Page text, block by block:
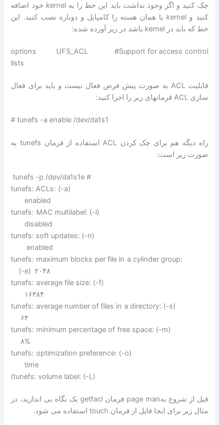
چک کنید و اگر وجود نداشت باید این خط را به kernel خود اضافه
کنید و kernel یا همان هسته را کامپایل و دوباره نصب کنید. این
خط که باید در kernel باشد در زیر آورده شده:
options UFS_ACL #Support for access control
lists
قابلیت ACL به صورت پیش فرض فعال نیست و باید برای فعال
سازی ACL فرمانهای زیر را اجرا کنید:
tunefs -a enable /dev/da1s1 #
راه دیگه هم برای چک کردن ACL استفاده از فرمان tunefs به
صورت زیر است:
tunefs -p /dev/da1s1e #
tunefs: ACLs: (-a)
enabled
tunefs: MAC multilabel: (-l)
disabled
tunefs: soft updates: (-n)
enabled
tunefs: maximum blocks per file in a cylinder group:
(-e) ۲۰۴۸
tunefs: average file size: (-f)
۱۶۳۸۴
tunefs: average number of files in a directory: (-s)
۶۴
tunefs: minimum percentage of free space: (-m)
۸%
tunefs: optimization preference: (-o)
time
(tunefs: volume label: (-L)
قبل از شروع بهpage man فرمان getfacl یک نگاه بی اندازید، در
مثال زیر برای ایجا فایل از فرمان touch استفاده می شود.